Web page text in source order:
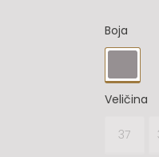
Boja
Veličina
37